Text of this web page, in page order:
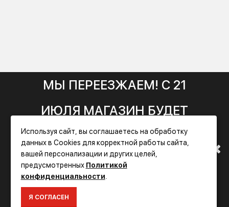
МЫ ПЕРЕЕЗЖАЕМ! С 21
ИЮЛЯ МАГАЗИН БУДЕТ
РАБОТАТЬ ПО НОВОМУ
АДРЕСУ. ПОДРОБНАЯ
ИНФОРМАЦИЯ О ПЕРЕЕЗДЕ
Фирменный
магазин FLEX
ИНФОРМАЦИЯ
Доставка
Оплата
Используя сайт, вы соглашаетесь на обработку
данных в Cookies для корректной работы сайта,
вашей персонализации и других целей,
предусмотренных Политикой
конфиденциальности
Я СОГЛАСЕН